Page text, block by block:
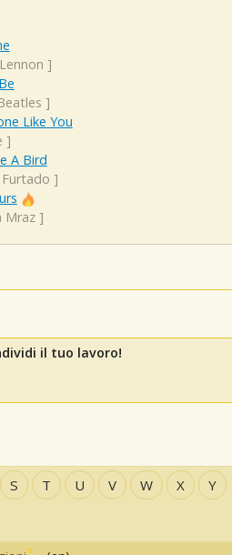
]
]
Like You
]
A Bird
]
Mraz]
il tuo lavoro!
S T U V W X Y